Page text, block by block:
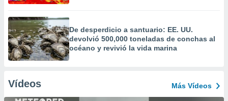
De desperdicio a santuario: EE. UU.
devolvió 500,000 toneladas de conchas al
océano y revivió la vida marina
Vídeos Más Vídeos